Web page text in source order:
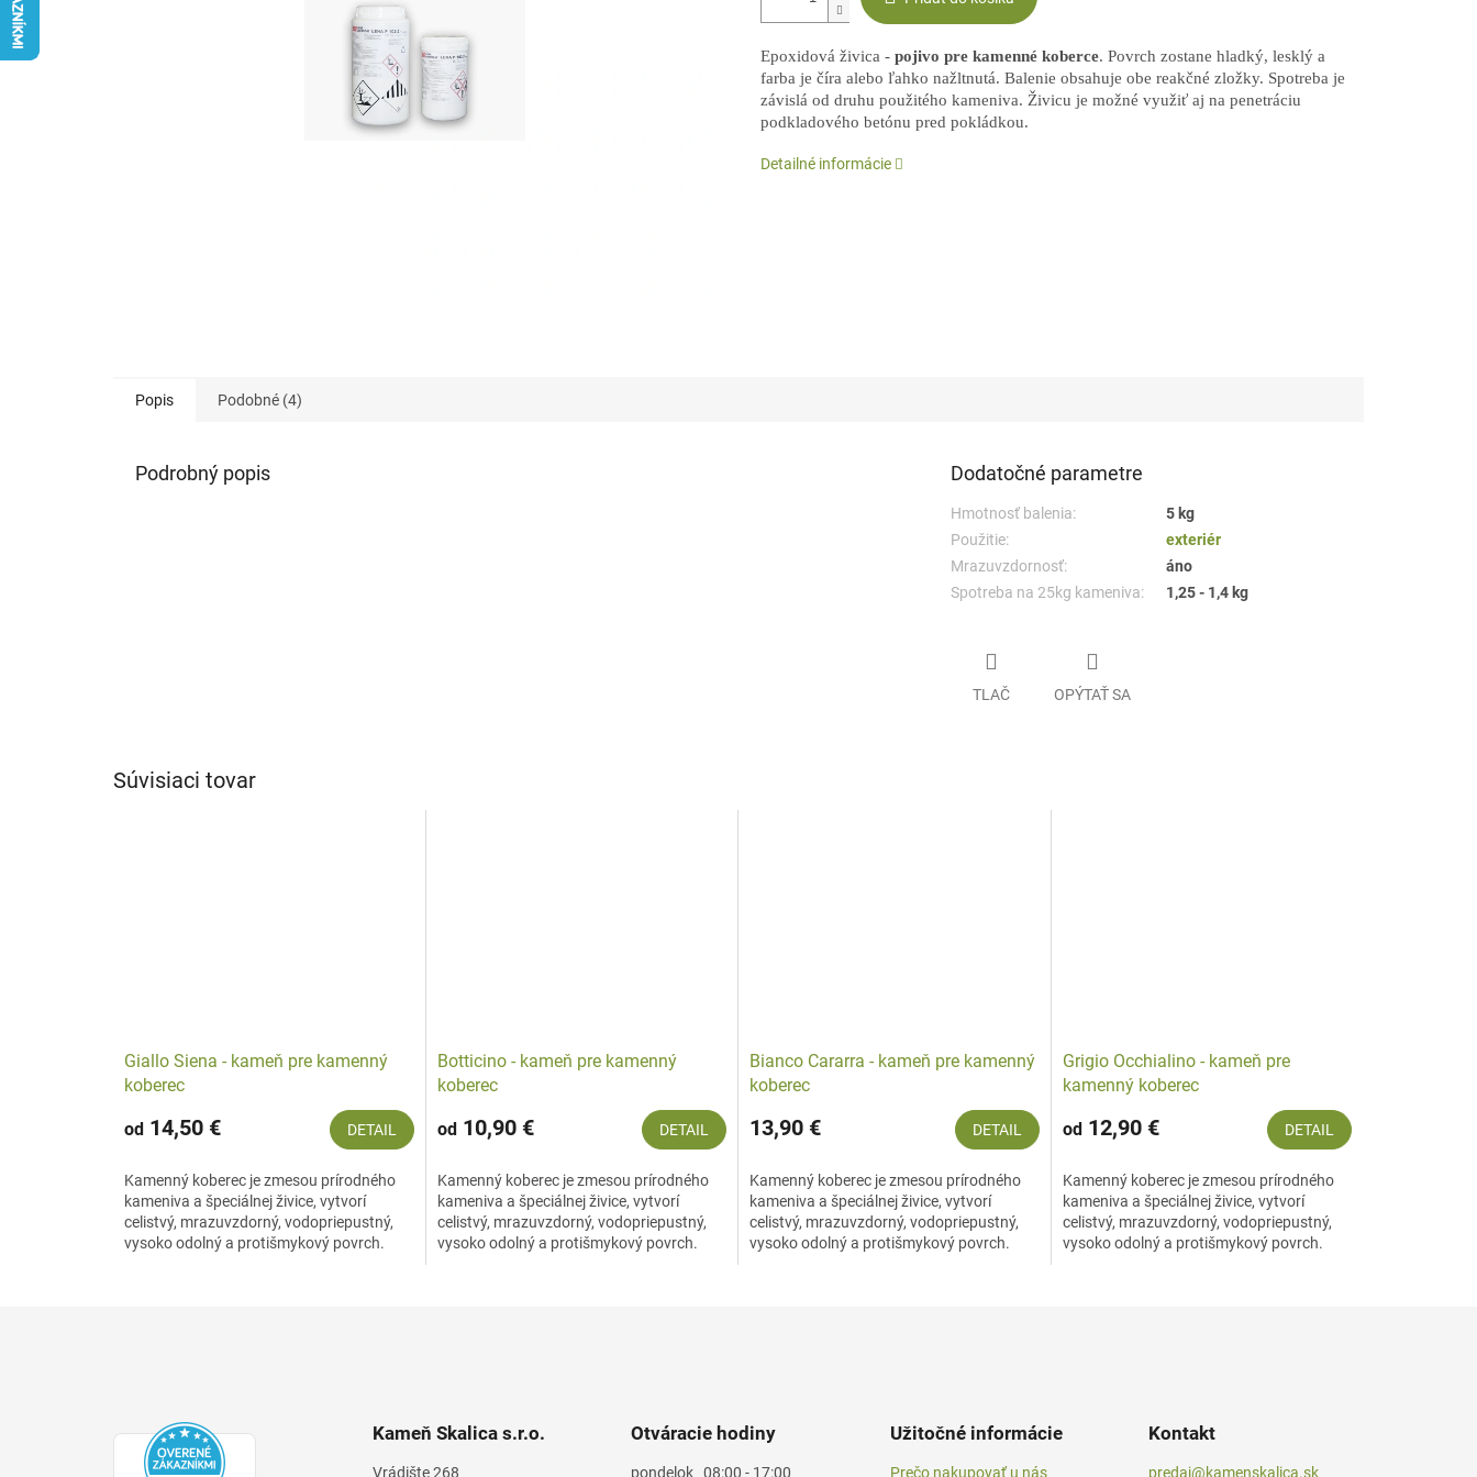
Epoxidová živica - pojivo pre kamenné koberce. Povrch zostane hladký, lesklý a
farba je číra alebo ľahko nažltnutá. Balenie obsahuje obe reakčné zložky. Spotreba je
závislá od druhu použitého kameniva. Živicu je možné využiť aj na penetráciu
podkladového betónu pred pokládkou.
Detailné informácie
Popis Podobné (4)
Podrobný popis Dodatočné parametre
Hmotnosť balenia:
5 kg
Použitie:
exteriér
Mrazuvzdornosť:
áno
Spotreba na 25kg kameniva:
1,25 - 1,4 kg
TLAČ OPÝTAŤ SA
Súvisiaci tovar
Giallo Siena - kameň pre kamenný
koberec
od 14,50 € DETAIL
Kamenný koberec je zmesou prírodného
kameniva a špeciálnej živice, vytvorí
celistvý, mrazuvzdorný, vodopriepustný,
vysoko odolný a protišmykový povrch.
Botticino - kameň pre kamenný
koberec
od10,90 € DETAIL
Kamenný koberec je zmesou prírodného
kameniva a špeciálnej živice, vytvorí
celistvý, mrazuvzdorný, vodopriepustný,
vysoko odolný a protišmykový povrch.
Bianco Cararra - kameň pre kamenný
koberec
13,90 € DETAIL
Kamenný koberec je zmesou prírodného
kameniva a špeciálnej živice, vytvorí
celistvý, mrazuvzdorný, vodopriepustný,
vysoko odolný a protišmykový povrch.
Grigio Occhialino - kameň pre
kamenný koberec
od12,90 € DETAIL
Kamenný koberec je zmesou prírodného
kameniva a špeciálnej živice, vytvorí
celistvý, mrazuvzdorný, vodopriepustný,
vysoko odolný a protišmykový povrch.
Kameň Skalica s.r.o.
Vrádište 268
Otváracie hodiny
pondelok 08:00 - 17:00
Užitočné informácie
Prečo nakupovať u nás
Kontakt
predaj@kamenskalica.sk